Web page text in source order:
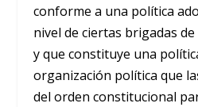
conforme a una política
nivel de ciertas brigadas
y que constituye una
organización política que
del orden constitucional